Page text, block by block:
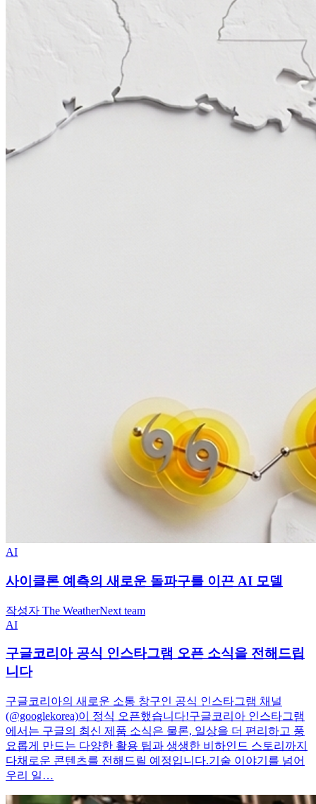
AI
사이클론 예측의 새로운 돌파구를 이끈 AI 모델
작성자 The WeatherNext team
AI
구글코리아 공식 인스타그램 오픈 소식을 전해드립
니다
구글코리아의 새로운 소통 창구인 공식 인스타그램 채널
(@googlekorea)이 정식 오픈했습니다!구글코리아 인스타그램
에서는 구글의 최신 제품 소식은 물론, 일상을 더 편리하고 풍
요롭게 만드는 다양한 활용 팁과 생생한 비하인드 스토리까지
다채로운 콘텐츠를 전해드릴 예정입니다.기술 이야기를 넘어
우리 일…